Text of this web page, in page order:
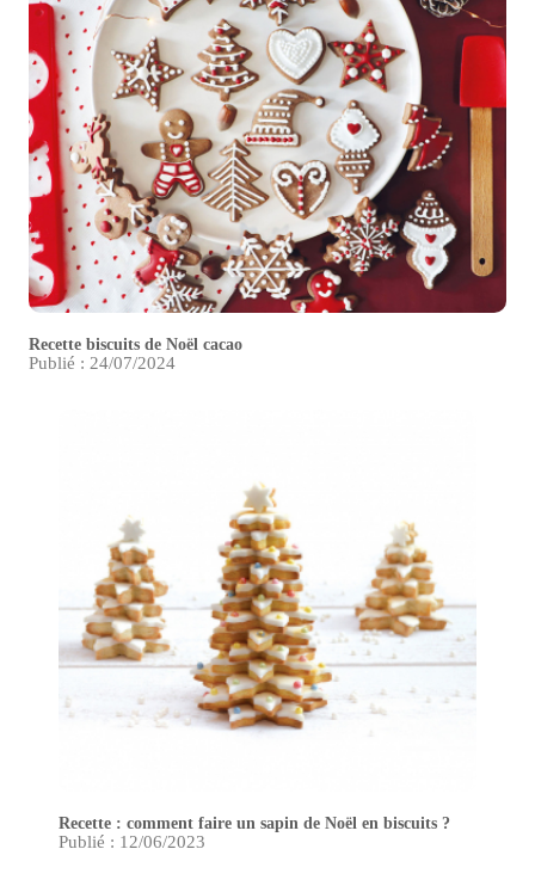
Recette biscuits de Noël cacao
Publié : 24/07/2024
Recette : comment faire un sapin de Noël en biscuits ?
Publié : 12/06/2023